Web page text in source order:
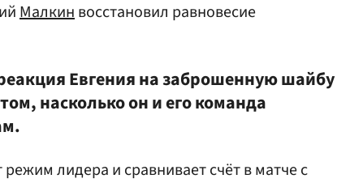
Малкинвосстановил равновесие
Евгения на заброшенную шайбу
насколько он и его команда
лидера и сравнивает счёт в матче с